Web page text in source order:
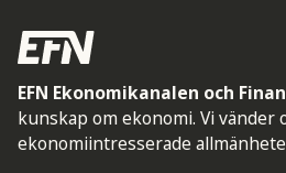
EFN Ekonomikanalen och
kunskap om ekonomi. Vi vänder
ekonomiintresserade